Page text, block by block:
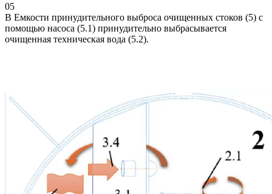
05
В Емкости принудительного выброса очищенных стоков (5) с
помощью насоса (5.1) принудительно выбрасывается
очищенная техническая вода (5.2).